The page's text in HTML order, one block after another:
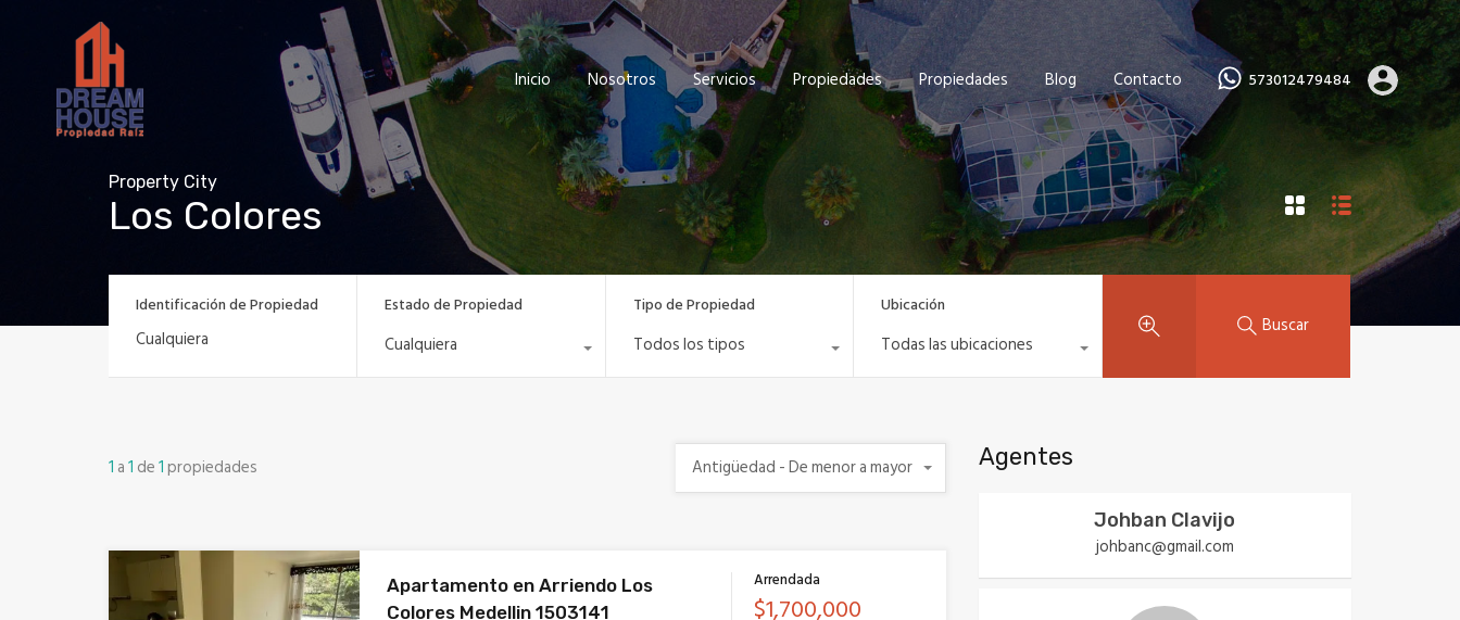
Inicio Nosotros Servicios Propiedades Propiedades Blog Contacto 573012479484
Property City
Los Colores
Identificación de Propiedad Estado de Propiedad
Cualquiera
Tipo de Propiedad
Todos los tipos
Ubicación
Todas las ubicaciones
Buscar
1 a1 de1propiedades Antigüedad - De menor a mayor
Apartamento en Arriendo Los
Colores Medellin 1503141
Arrendada
$1,700,000
Agentes
Johban Clavijo
johbanc@gmail.com